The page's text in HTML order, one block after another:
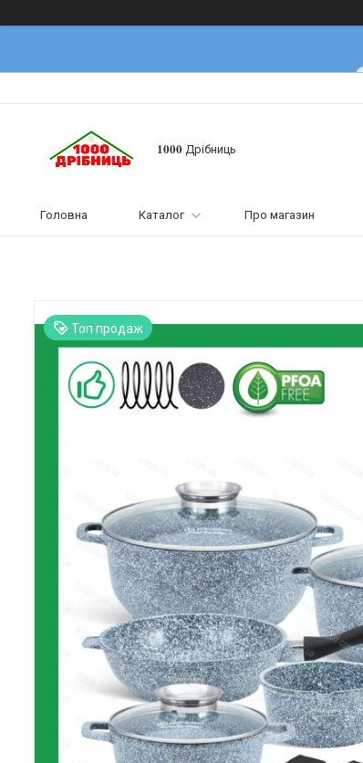
𝟏𝟎𝟎𝟎 Дрібниць
Головна Каталог Про магазин
Топ продаж